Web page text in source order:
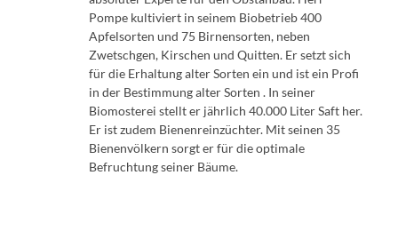
Pompe kultiviert in seinem Biobetrieb 400
Apfelsorten und 75 Birnensorten, neben
Zwetschgen, Kirschen und Quitten. Er setzt sich
für die Erhaltung alter Sorten ein und ist ein Profi
in der Bestimmung alter Sorten . In seiner
Biomosterei stellt er jährlich 40.000 Liter Saft her.
Er ist zudem Bienenreinzüchter. Mit seinen 35
Bienenvölkern sorgt er für die optimale
Befruchtung seiner Bäume.